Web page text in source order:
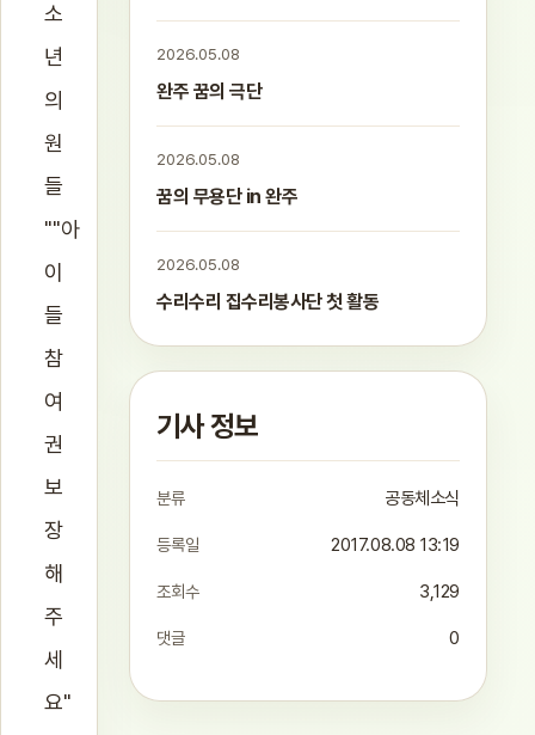
소
년
의
원
들
""아
이
들
참
여
권
보
장
해
주
세
요"
2026.05.08
완주 꿈의 극단
2026.05.08
꿈의 무용단 in 완주
2026.05.08
수리수리 집수리봉사단 첫 활동
기사 정보
분류 공동체소식
등록일 2017.08.08 13:19
조회수 3,129
댓글 0